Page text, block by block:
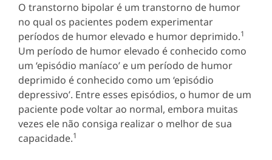
O transtorno bipolar é um transtorno de humor
no qual os pacientes podem experimentar
períodos de humor elevado e humor deprimido.1
Um período de humor elevado é conhecido como
um ‘episódio maníaco’ e um período de humor
deprimido é conhecido como um ‘episódio
depressivo’. Entre esses episódios, o humor de um
paciente pode voltar ao normal, embora muitas
vezes ele não consiga realizar o melhor de sua
capacidade.1